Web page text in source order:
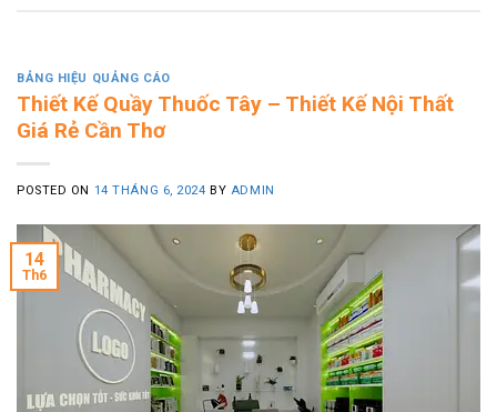
BẢNG HIỆU QUẢNG CÁO
Thiết Kế Quầy Thuốc Tây – Thiết Kế Nội Thất
Giá Rẻ Cần Thơ
POSTED ON 14 THÁNG 6, 2024 BY ADMIN
14
Th6